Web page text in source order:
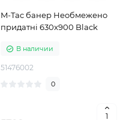
M-Tac банер Необмежено
придатні 630x900 Black
В наличии
51476002
0